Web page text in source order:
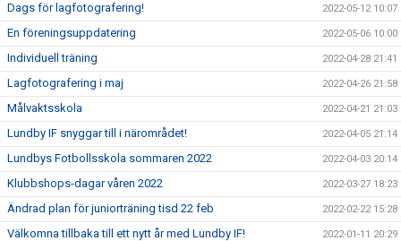
Dags för lagfotografering! 2022-05-12 10:07
En föreningsuppdatering 2022-05-06 10:00
Individuell träning 2022-04-28 21:41
Lagfotografering i maj 2022-04-26 21:58
Målvaktsskola 2022-04-21 21:03
Lundby IF snyggar till i närområdet! 2022-04-05 21:14
Lundbys Fotbollsskola sommaren 2022 2022-04-03 20:14
Klubbshops-dagar våren 2022 2022-03-27 18:23
Ändrad plan för juniorträning tisd 22 feb 2022-02-22 15:28
Välkomna tillbaka till ett nytt år med Lundby IF! 2022-01-11 20:29